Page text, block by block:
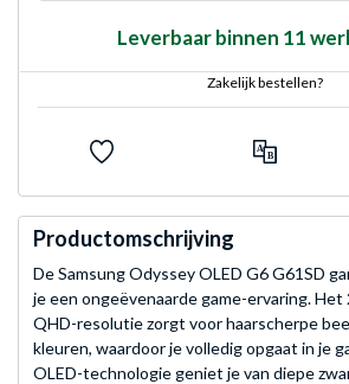
Leverbaar binnen 11
Zakelijk bestellen?
Productomschrijving
De Samsung Odyssey OLED G6 G61SD
je een ongeëvenaarde game-ervaring. Het
QHD-resolutie zorgt voor haarscherpe
kleuren, waardoor je volledig opgaat in je
OLED-technologie geniet je van diepe